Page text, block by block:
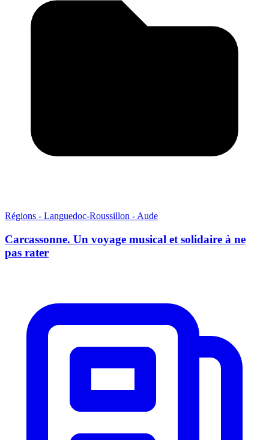
Régions - Languedoc-Roussillon - Aude
Carcassonne. Un voyage musical et solidaire à ne
pas rater